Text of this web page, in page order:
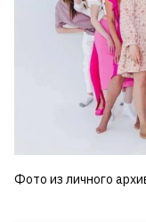
Фото из личного